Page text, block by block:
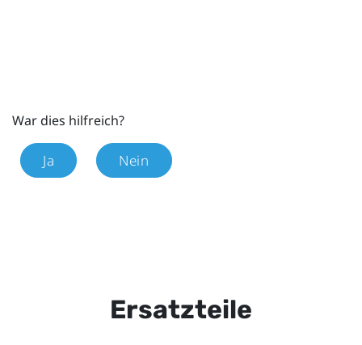
War dies hilfreich?
Ja Nein
Ersatzteile